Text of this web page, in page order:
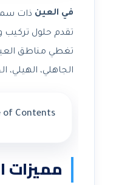
في العين ذات
تقدم حلول تركيب
تغطي مناطق العين
الجاهلي، الهيلي،
of Contents
مميزات